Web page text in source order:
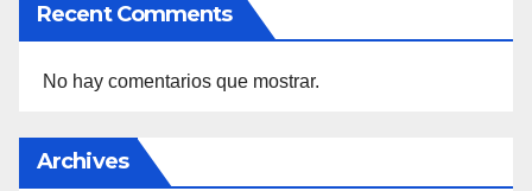
Recent Comments
No hay comentarios que mostrar.
Archives